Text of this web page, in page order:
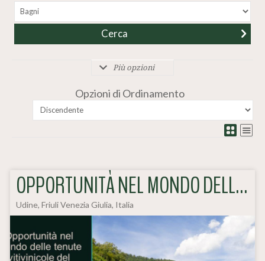
Più opzioni
Opzioni di Ordinamento
OPPORTUNITÀ NEL MONDO DELLE TENUTE VITIVINICOLE DEL FRIULI VENEZIA GIU
Udine, Friuli Venezia Giulia, Italia